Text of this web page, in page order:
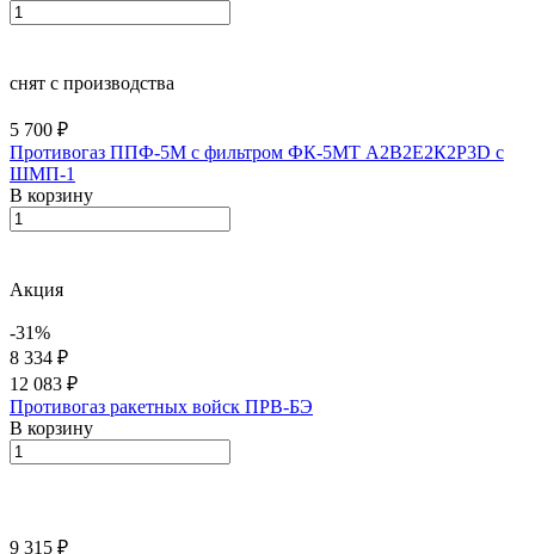
снят с производства
5 700 ₽
Противогаз ППФ-5М с фильтром ФК-5МТ А2В2Е2К2Р3D с
ШМП-1
В корзину
Акция
-31%
8 334 ₽
12 083 ₽
Противогаз ракетных войск ПРВ-БЭ
В корзину
9 315 ₽